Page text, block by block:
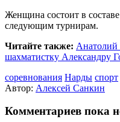
Женщина состоит в
следующим турнирам.
Читайте также: Анатолий
шахматистку Александру
соревнования Нарды спорт
Автор: Алексей Санкин
Комментариев пока